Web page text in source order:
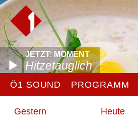
JETZT: MOMENT
Hitzetauglich
Ö1 SOUND PROGRAMM
Gestern Heute